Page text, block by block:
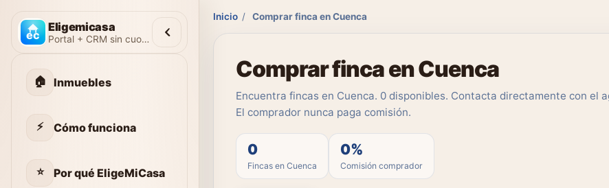
Eligemicasa
Portal + CRM sin cuotas
🏠 Inmuebles
⚡ Cómo funciona
⭐ Por qué EligeMiCasa
Inicio / Comprar finca en Cuenca
Comprar finca en Cuenca
Encuentra fincas en Cuenca. 0 disponibles. Contacta directamente con el
El comprador nunca paga comisión.
0
Fincas en Cuenca
0%
Comisión comprador